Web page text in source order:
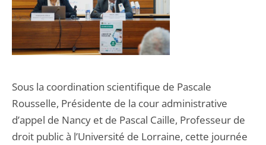
Sous la coordination scientifique de Pascale
Rousselle, Présidente de la cour administrative
d’appel de Nancy et de Pascal Caille, Professeur de
droit public à l’Université de Lorraine, cette journée